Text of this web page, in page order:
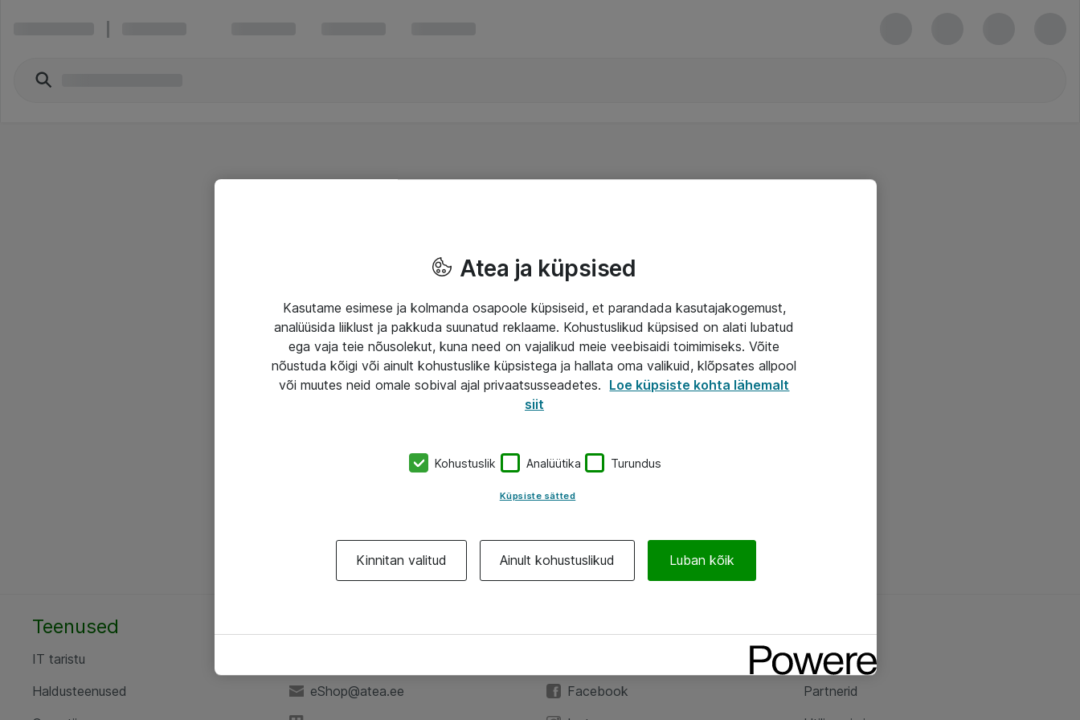
Teenused
IT taristu
Haldusteenused
eShop@atea.ee
Facebook
Ateast
Partnerid
Atea ja küpsised
Kasutame esimese ja kolmanda osapoole küpsiseid, et parandada kasutajakogemust,
analüüsida liiklust ja pakkuda suunatud reklaame. Kohustuslikud küpsised on alati lubatud
ega vaja teie nõusolekut, kuna need on vajalikud meie veebisaidi toimimiseks. Võite
nõustuda kõigi või ainult kohustuslike küpsistega ja hallata oma valikuid, klõpsates allpool
või muutes neid omale sobival ajal privaatsusseadetes. Loe küpsiste kohta lähemalt
siit
Kohustuslik Analüütika Turundus
Küpsiste sätted
Kinnitan valitud Ainult kohustuslikud Luban kõik